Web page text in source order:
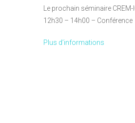
Le prochain séminaire
12h30 – 14h00 – Conférence
Plus d’informations